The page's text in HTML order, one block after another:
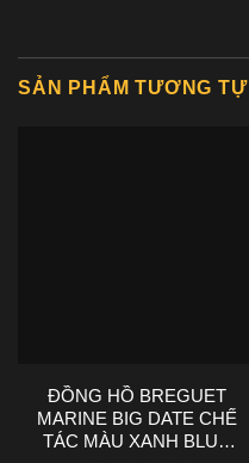
SẢN PHẨM TƯƠNG TỰ
ĐỒNG HỒ BREGUET
MARINE BIG DATE CHẾ
TÁC MÀU XANH BLUE